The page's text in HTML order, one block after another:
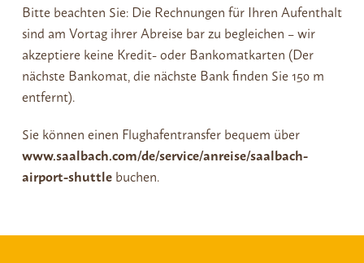
Bitte beachten Sie: Die Rechnungen für Ihren Aufenthalt
sind am Vortag ihrer Abreise bar zu begleichen – wir
akzeptiere keine Kredit- oder Bankomatkarten (Der
nächste Bankomat, die nächste Bank finden Sie 150 m
entfernt).
Sie können einen Flughafentransfer bequem über
www.saalbach.com/de/service/anreise/saalbach-
airport-shuttlebuchen.